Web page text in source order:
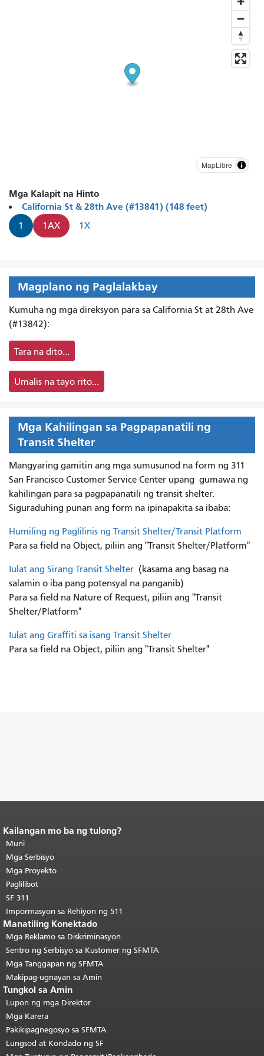
MapLibre
Mga Kalapit na Hinto
California St & 28th Ave (#13841) (148 feet)
1 1AX 1X
Magplano ng Paglalakbay
Kumuha ng mga direksyon para sa California St at 28th Ave
(#13842):
Tara na dito...
Umalis na tayo rito...
Mga Kahilingan sa Pagpapanatili ng
Transit Shelter
Mangyaring gamitin ang mga sumusunod na form ng 311
San Francisco Customer Service Center upang gumawa ng
kahilingan para sa pagpapanatili ng transit shelter.
Siguraduhing punan ang form na ipinapakita sa ibaba:
Humiling ng Paglilinis ng Transit Shelter/Transit Platform
Para sa field na Object, piliin ang "Transit Shelter/Platform"
Iulat ang Sirang Transit Shelter (kasama ang basag na
salamin o iba pang potensyal na panganib)
Para sa field na Nature of Request, piliin ang "Transit
Shelter/Platform"
Iulat ang Graffiti sa isang Transit Shelter
Para sa field na Object, piliin ang "Transit Shelter"
Katapusan ng nilalaman ng
pahina.
pahinang ito ay nauulit sa bawat
pahina.Bumalik sa tuktok ng
pangunahing nilalaman
Kailangan mo ba ng tulong?
Muni
Mga Serbisyo
Mga Proyekto
Paglilibot
SF 311
Impormasyon sa Rehiyon ng 511
Manatiling Konektado
Mga Reklamo sa Diskriminasyon
Sentro ng Serbisyo sa Kustomer ng SFMTA
Mga Tanggapan ng SFMTA
Makipag-ugnayan sa Amin
Tungkol sa Amin
Lupon ng mga Direktor
Mga Karera
Pakikipagnegosyo sa SFMTA
Lungsod at Kondado ng SF